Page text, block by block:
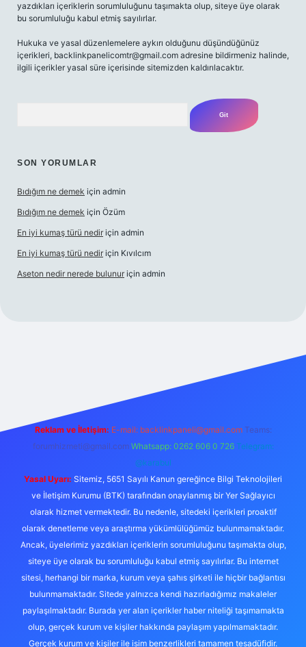
yazdıkları içeriklerin sorumluluğunu taşımakta olup, siteye üye olarak
bu sorumluluğu kabul etmiş sayılırlar.
Hukuka ve yasal düzenlemelere aykırı olduğunu düşündüğünüz
içerikleri, backlinkpanelicomtr@gmail.com adresine bildirmeniz halinde,
ilgili içerikler yasal süre içerisinde sitemizden kaldırılacaktır.
SON YORUMLAR
Bıdığım ne demek için admin
Bıdığım ne demek için Özüm
En iyi kumaş türü nedir için admin
En iyi kumaş türü nedir için Kıvılcım
Aseton nedir nerede bulunur için admin
Reklam ve İletişim: E-mail: backlinkpaneli@gmail.com Teams:
forumhizmeti@gmail.com Whatsapp: 0262 606 0 726 Telegram:
@karabul
Yasal Uyarı: Sitemiz, 5651 Sayılı Kanun gereğince Bilgi Teknolojileri
ve İletişim Kurumu (BTK) tarafından onaylanmış bir Yer Sağlayıcı
olarak hizmet vermektedir. Bu nedenle, sitedeki içerikleri proaktif
olarak denetleme veya araştırma yükümlülüğümüz bulunmamaktadır.
Ancak, üyelerimiz yazdıkları içeriklerin sorumluluğunu taşımakta olup,
siteye üye olarak bu sorumluluğu kabul etmiş sayılırlar. Bu internet
sitesi, herhangi bir marka, kurum veya şahıs şirketi ile hiçbir bağlantısı
bulunmamaktadır. Sitede yalnızca kendi hazırladığımız makaleler
paylaşılmaktadır. Burada yer alan içerikler haber niteliği taşımamakta
olup, gerçek kurum ve kişiler hakkında paylaşım yapılmamaktadır.
Gerçek kurum ve kişiler ile isim benzerlikleri tamamen tesadüfidir.